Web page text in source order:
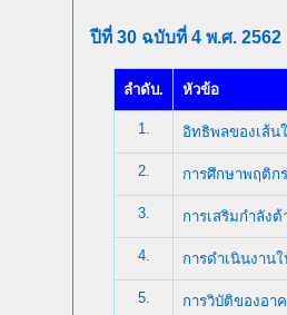
ปีที่ 30 ฉบับที่ 4 พ.ศ. 2562
ลำดับ. หัวข้อ
1. อิทธิพลของเส้น
2. การศึกษาพฤติก
3. การเสริมกำลัง
4. การดำเนินงาน
5. การวิบัติของอา